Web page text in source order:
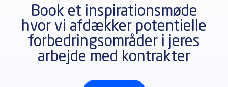
Book et inspirationsmøde
hvor vi afdækker potentielle
forbedringsområder i jeres
arbejde med kontrakter